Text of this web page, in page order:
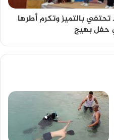
تحتفي بالتميز وتكرم أطرها
حفل بهيج